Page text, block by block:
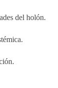
del holón.